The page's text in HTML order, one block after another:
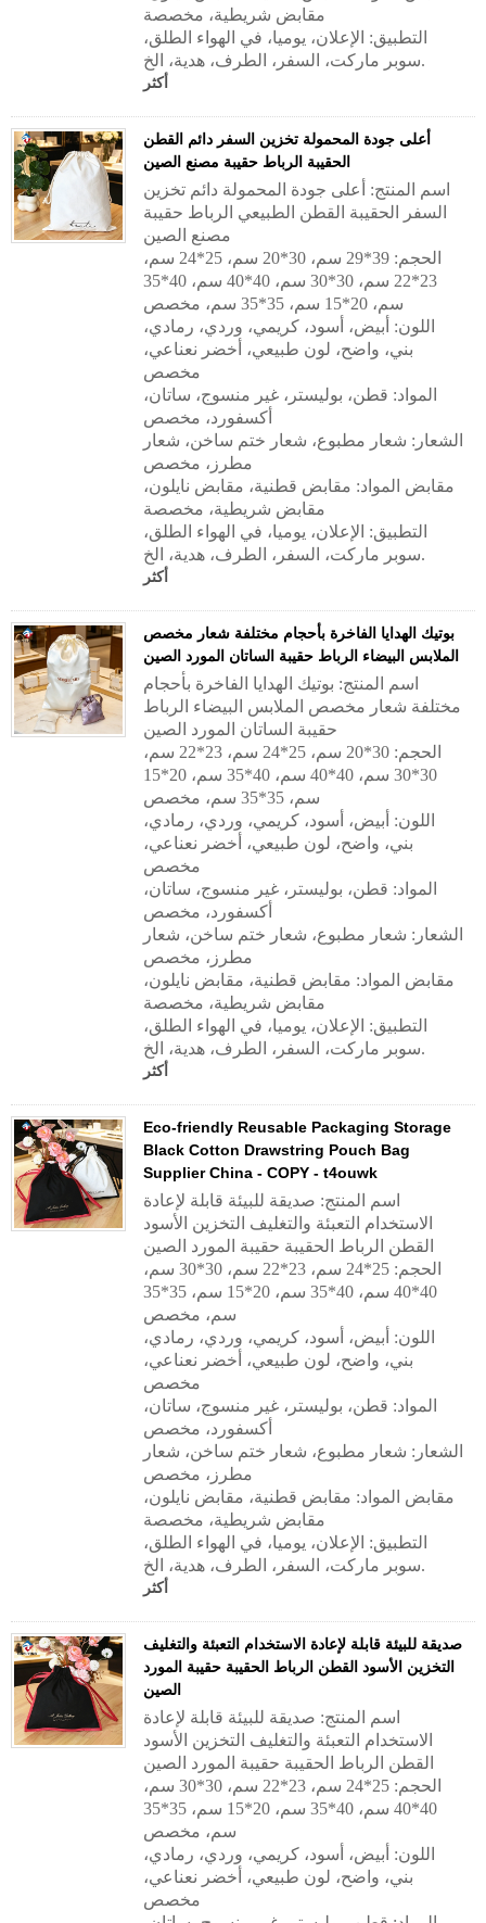
مقابض شريطية، مخصصة
التطبيق: الإعلان، يوميا، في الهواء الطلق،
سوبر ماركت، السفر، الطرف، هدية، الخ.
أكثر
أعلى جودة المحمولة تخزين السفر دائم القطن
الحقيبة الرباط حقيبة مصنع الصين
اسم المنتج: أعلى جودة المحمولة دائم تخزين
السفر الحقيبة القطن الطبيعي الرباط حقيبة
مصنع الصين
الحجم: 39*29 سم، 30*20 سم، 25*24 سم،
23*22 سم، 30*30 سم، 40*40 سم، 40*35
سم، 20*15 سم، 35*35 سم، مخصص
اللون: أبيض، أسود، كريمي، وردي، رمادي،
بني، واضح، لون طبيعي، أخضر نعناعي،
مخصص
المواد: قطن، بوليستر، غير منسوج، ساتان،
أكسفورد، مخصص
الشعار: شعار مطبوع، شعار ختم ساخن، شعار
مطرز، مخصص
مقابض المواد: مقابض قطنية، مقابض نايلون،
مقابض شريطية، مخصصة
التطبيق: الإعلان، يوميا، في الهواء الطلق،
سوبر ماركت، السفر، الطرف، هدية، الخ.
أكثر
بوتيك الهدايا الفاخرة بأحجام مختلفة شعار مخصص
الملابس البيضاء الرباط حقيبة الساتان المورد الصين
اسم المنتج: بوتيك الهدايا الفاخرة بأحجام
مختلفة شعار مخصص الملابس البيضاء الرباط
حقيبة الساتان المورد الصين
الحجم: 30*20 سم، 25*24 سم، 23*22 سم،
30*30 سم، 40*40 سم، 40*35 سم، 20*15
سم، 35*35 سم، مخصص
اللون: أبيض، أسود، كريمي، وردي، رمادي،
بني، واضح، لون طبيعي، أخضر نعناعي،
مخصص
المواد: قطن، بوليستر، غير منسوج، ساتان،
أكسفورد، مخصص
الشعار: شعار مطبوع، شعار ختم ساخن، شعار
مطرز، مخصص
مقابض المواد: مقابض قطنية، مقابض نايلون،
مقابض شريطية، مخصصة
التطبيق: الإعلان، يوميا، في الهواء الطلق،
سوبر ماركت، السفر، الطرف، هدية، الخ.
أكثر
Eco-friendly Reusable Packaging Storage
Black Cotton Drawstring Pouch Bag
Supplier China - COPY - t4ouwk
اسم المنتج: صديقة للبيئة قابلة لإعادة
الاستخدام التعبئة والتغليف التخزين الأسود
القطن الرباط الحقيبة حقيبة المورد الصين
الحجم: 25*24 سم، 23*22 سم، 30*30 سم،
40*40 سم، 40*35 سم، 20*15 سم، 35*35
سم، مخصص
اللون: أبيض، أسود، كريمي، وردي، رمادي،
بني، واضح، لون طبيعي، أخضر نعناعي،
مخصص
المواد: قطن، بوليستر، غير منسوج، ساتان،
أكسفورد، مخصص
الشعار: شعار مطبوع، شعار ختم ساخن، شعار
مطرز، مخصص
مقابض المواد: مقابض قطنية، مقابض نايلون،
مقابض شريطية، مخصصة
التطبيق: الإعلان، يوميا، في الهواء الطلق،
سوبر ماركت، السفر، الطرف، هدية، الخ.
أكثر
صديقة للبيئة قابلة لإعادة الاستخدام التعبئة والتغليف
التخزين الأسود القطن الرباط الحقيبة حقيبة المورد
الصين
اسم المنتج: صديقة للبيئة قابلة لإعادة
الاستخدام التعبئة والتغليف التخزين الأسود
القطن الرباط الحقيبة حقيبة المورد الصين
الحجم: 25*24 سم، 23*22 سم، 30*30 سم،
40*40 سم، 40*35 سم، 20*15 سم، 35*35
سم، مخصص
اللون: أبيض، أسود، كريمي، وردي، رمادي،
بني، واضح، لون طبيعي، أخضر نعناعي،
مخصص